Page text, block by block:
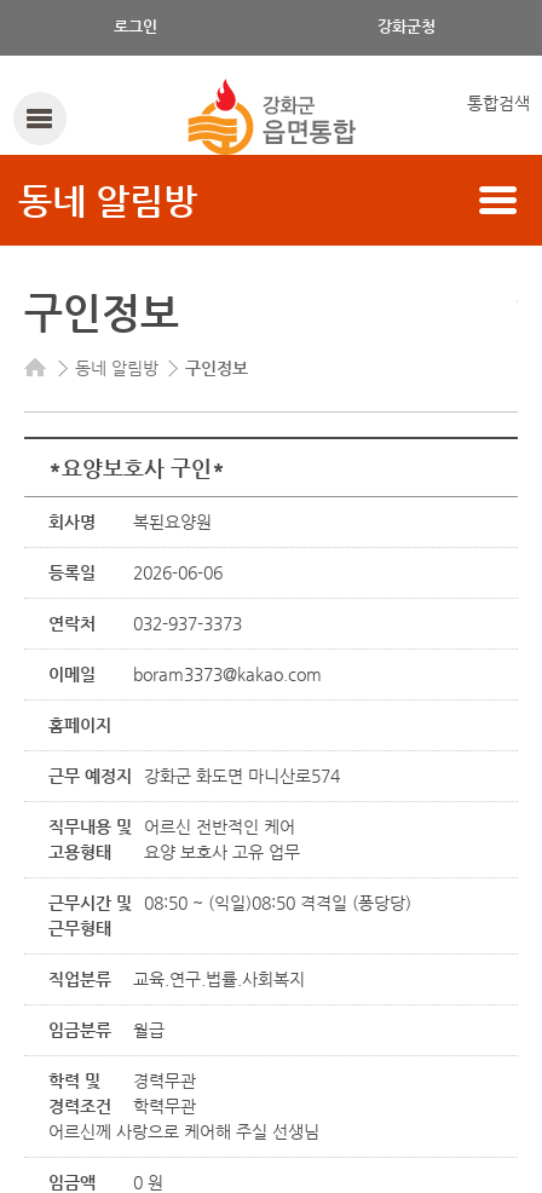
로그인 강화군청
통합검색
동네 알림방
구인정보
동네 알림방 구인정보
*요양보호사 구인*
회사명 복된요양원
등록일 2026-06-06
연락처 032-937-3373
이메일 boram3373@kakao.com
홈페이지
근무 예정지 강화군 화도면 마니산로574
직무내용 및
고용형태
어르신 전반적인 케어
요양 보호사 고유 업무
근무시간 및
근무형태
08:50 ~ (익일)08:50 격격일 (퐁당당)
직업분류 교육.연구.법률.사회복지
임금분류 월급
학력 및
경력조건
경력무관
학력무관
어르신께 사랑으로 케어해 주실 선생님
임금액 0 원